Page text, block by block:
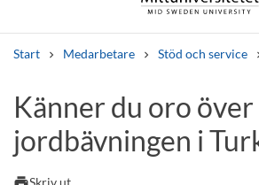
Start Medarbetare Stöd och service
Andra söktjänster
Kurser och programKursplaner
Känner du oro över
jordbävningen i
Skriv ut